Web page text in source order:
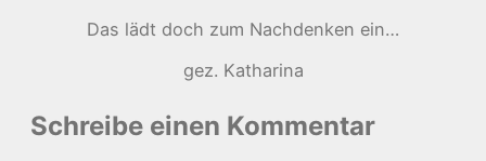
Das lädt doch zum Nachdenken ein…
gez. Katharina
Schreibe einen Kommentar